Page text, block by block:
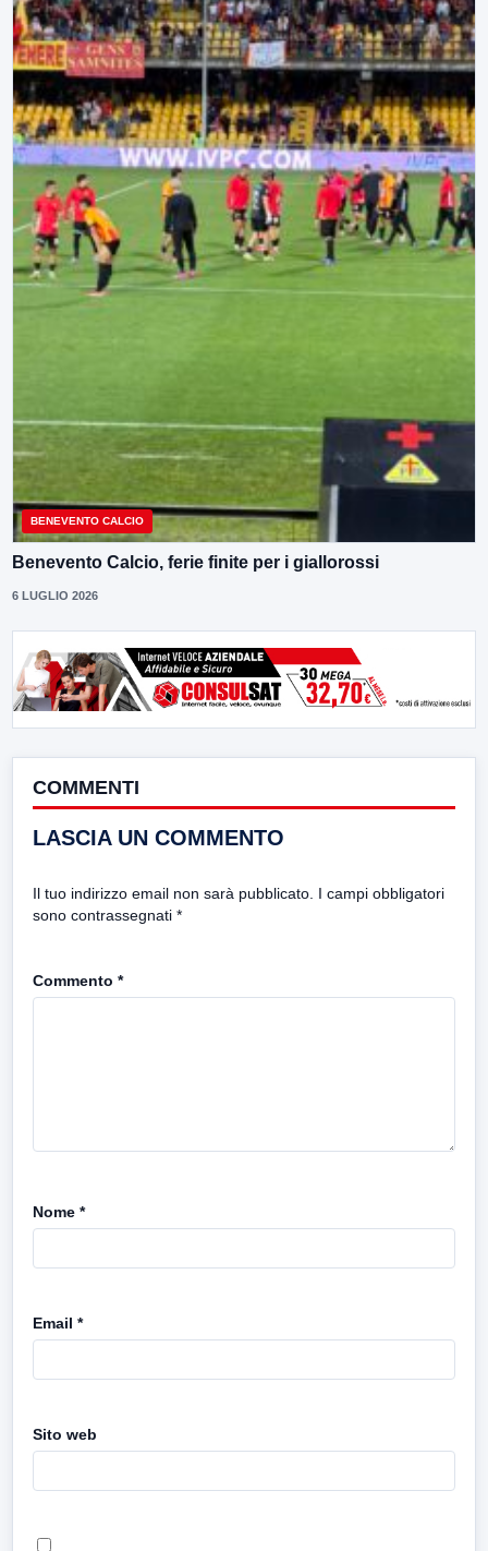
BENEVENTO CALCIO
Benevento Calcio, ferie finite per i giallorossi
6 LUGLIO 2026
COMMENTI
LASCIA UN COMMENTO
Il tuo indirizzo email non sarà pubblicato. I campi obbligatori
sono contrassegnati *
Commento *
Nome *
Email *
Sito web